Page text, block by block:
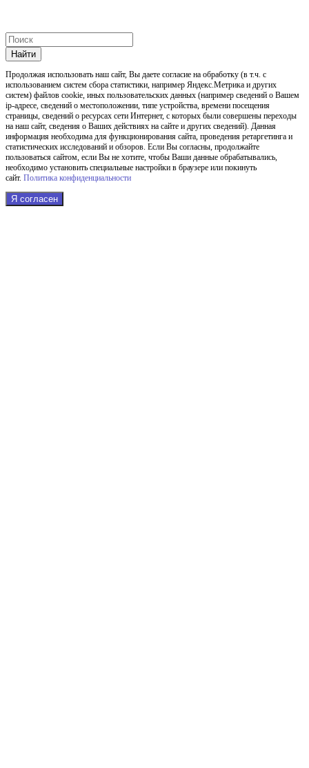
Найти
Продолжая использовать наш cайт, Вы даете согласие на обработку (в т.ч. с
использованием систем сбора статистики, например Яндекс.Метрика и других
систем) файлов cookie, иных пользовательских данных (например сведений о Вашем
ip-адресе, сведений о местоположении, типе устройства, времени посещения
страницы, сведений о ресурсах сети Интернет, с которых были совершены переходы
на наш сайт, сведения о Ваших действиях на сайте и других сведений). Данная
информация необходима для функционирования сайта, проведения ретаргетинга и
статистических исследований и обзоров. Если Вы согласны, продолжайте
пользоваться сайтом, если Вы не хотите, чтобы Ваши данные обрабатывались,
необходимо установить специальные настройки в браузере или покинуть
сайт. Политика конфиденциальности
Я согласен